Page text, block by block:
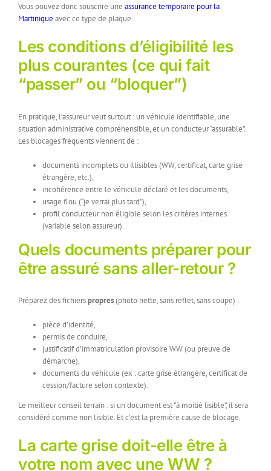
Vous pouvez donc souscrire une assurance temporaire pour la
Martinique avec ce type de plaque.
Les conditions d’éligibilité les
plus courantes (ce qui fait
“passer” ou “bloquer”)
En pratique, l’assureur veut surtout : un véhicule identifiable, une
situation administrative compréhensible, et un conducteur “assurable”.
Les blocages fréquents viennent de :
documents incomplets ou illisibles (WW, certificat, carte grise
étrangère, etc.),
incohérence entre le véhicule déclaré et les documents,
usage flou (“je verrai plus tard”),
profil conducteur non éligible selon les critères internes
(variable selon assureur).
Quels documents préparer pour
être assuré sans aller-retour ?
Préparez des fichierspropres(photo nette, sans reflet, sans coupe) :
pièce d’identité,
permis de conduire,
justificatif d’immatriculation provisoire WW (ou preuve de
démarche),
documents du véhicule (ex : carte grise étrangère, certificat de
cession/facture selon contexte).
Le meilleur conseil terrain : si un document est “à moitié lisible”, il sera
considéré comme non lisible. Et c’est la première cause de blocage.
La carte grise doit-elle être à
votre nom avec une WW ?